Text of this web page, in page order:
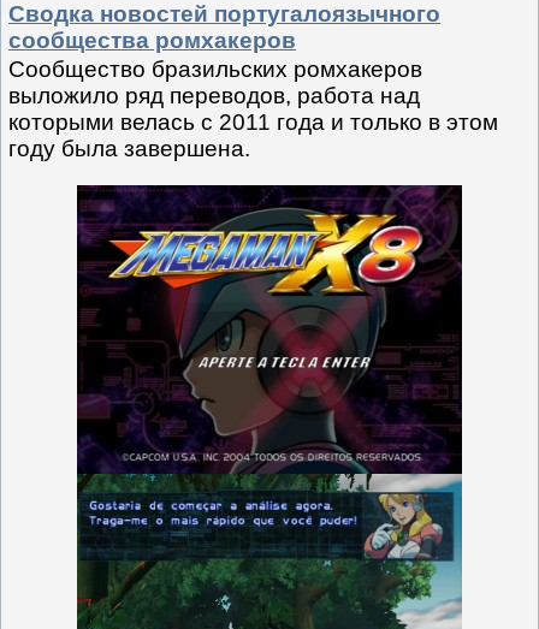
Сводка новостей португалоязычного
сообщества ромхакеров
Сообщество бразильских ромхакеров
выложило ряд переводов, работа над
которыми велась с 2011 года и только в этом
году была завершена.